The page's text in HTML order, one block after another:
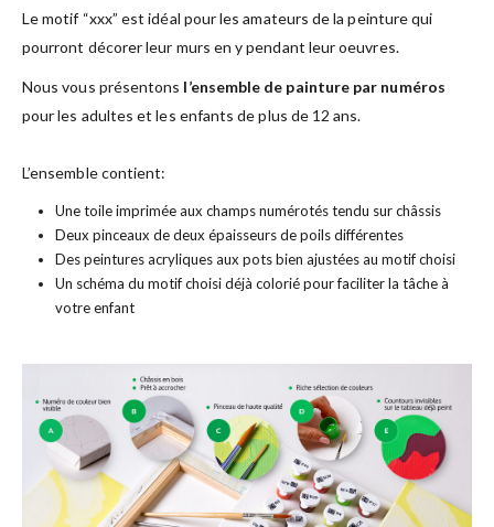
Le motif “xxx” est idéal pour les amateurs de la peinture qui
pourront décorer leur murs en y pendant leur oeuvres.
Nous vous présentons l’ensemble de painture par numéros
pour les adultes et les enfants de plus de 12 ans.
L’ensemble contient:
Une toile imprimée aux champs numérotés tendu sur châssis
Deux pinceaux de deux épaisseurs de poils différentes
Des peintures acryliques aux pots bien ajustées au motif choisi
Un schéma du motif choisi déjà colorié pour faciliter la tâche à
votre enfant